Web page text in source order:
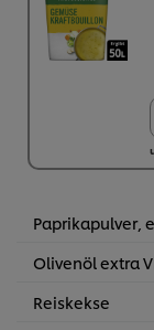
Paprikapulver,
Olivenöl extra
Reiskekse